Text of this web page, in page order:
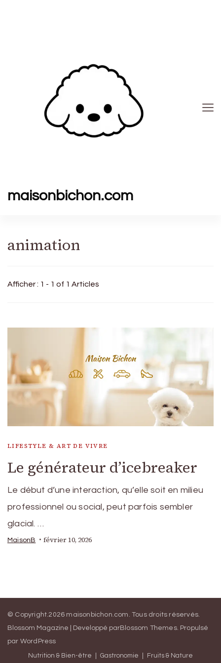
maisonbichon.com
animation
Afficher : 1 - 1 of 1 Articles
LIFESTYLE & ART DE VIVRE
Le générateur d’icebreaker
Le début d’une interaction, qu’elle soit en milieu
professionnel ou social, peut parfois sembler
glacial. …
MaisonB février 10, 2026
© Copyright.2026 maisonbichon.com . Tous droits réservés.
Blossom Magazine | Developpé parBlossom Themes. Propulsé
par WordPress
Nutrition & Bien-être Gastronomie Fruits & Nature